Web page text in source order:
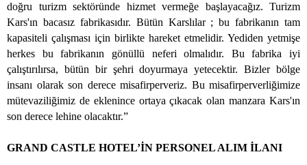
doğru turizm sektöründe hizmet vermeğe başlayacağız. Turizm
Kars'ın bacasız fabrikasıdır. Bütün Karslılar ; bu fabrikanın tam
kapasiteli çalışması için birlikte hareket etmelidir. Yediden yetmişe
herkes bu fabrikanın gönüllü neferi olmalıdır. Bu fabrika iyi
çalıştırılırsa, bütün bir şehri doyurmaya yetecektir. Bizler bölge
insanı olarak son derece misafirperveriz. Bu misafirperverliğimize
mütevaziliğimiz de eklenince ortaya çıkacak olan manzara Kars'ın
son derece lehine olacaktır.”
GRAND CASTLE HOTEL’İN PERSONEL ALIM İLANI